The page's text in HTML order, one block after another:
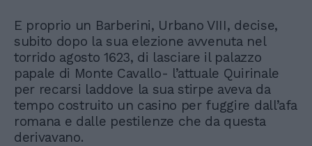
E proprio un Barberini, Urbano VIII, decise,
subito dopo la sua elezione avvenuta nel
torrido agosto 1623, di lasciare il palazzo
papale di Monte Cavallo- l’attuale Quirinale
per recarsi laddove la sua stirpe aveva da
tempo costruito un casino per fuggire dall’afa
romana e dalle pestilenze che da questa
derivavano.